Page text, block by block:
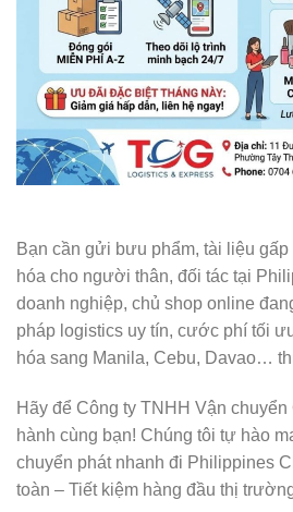
Bạn cần gửi bưu phẩm, tài liệu
hóa cho người thân, đối tác tại
doanh nghiệp, chủ shop online
pháp logistics uy tín, cước phí tối
hóa sang Manila, Cebu, Davao…
Hãy để Công ty TNHH Vận chuyển
hành cùng bạn! Chúng tôi tự hào
chuyển phát nhanh đi Philippines
toàn – Tiết kiệm hàng đầu thị